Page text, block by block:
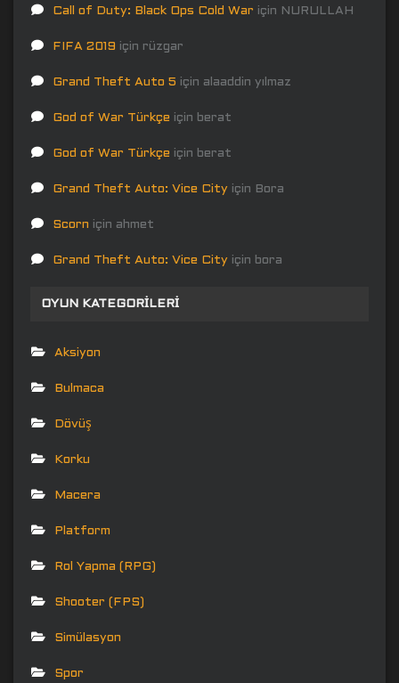
Call of Duty: Black Ops Cold War için NURULLAH
FIFA 2019 için rüzgar
Grand Theft Auto 5 için alaaddin yılmaz
God of War Türkçe için berat
God of War Türkçe için berat
Grand Theft Auto: Vice City için Bora
Scorn için ahmet
Grand Theft Auto: Vice City için bora
OYUN KATEGORILERI
Aksiyon
Bulmaca
Dövüş
Korku
Macera
Platform
Rol Yapma (RPG)
Shooter (FPS)
Simülasyon
Spor